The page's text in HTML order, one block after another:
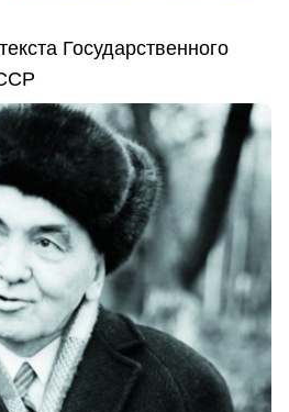
Государственного